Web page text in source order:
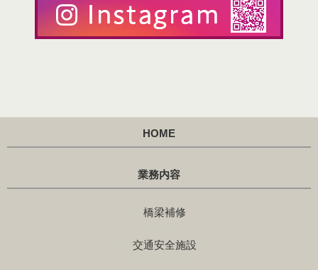
HOME
業務内容
橋梁補修
交通安全施設